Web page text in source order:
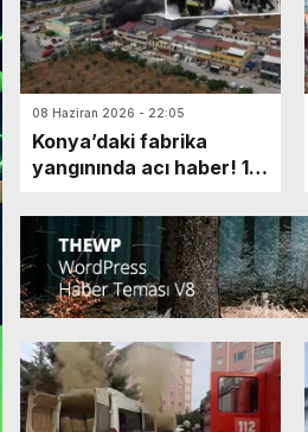
08 Haziran 2026 - 22:05
Konya’daki fabrika
yangınında acı haber! 1
oldu